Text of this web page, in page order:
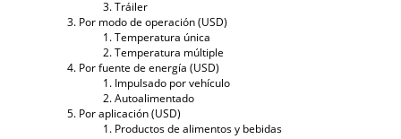
Tráiler
Por modo de operación (USD)
Temperatura única
Temperatura múltiple
Por fuente de energía (USD)
Impulsado por vehículo
Autoalimentado
Por aplicación (USD)
Productos de alimentos y bebidas